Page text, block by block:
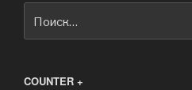
COUNTER +